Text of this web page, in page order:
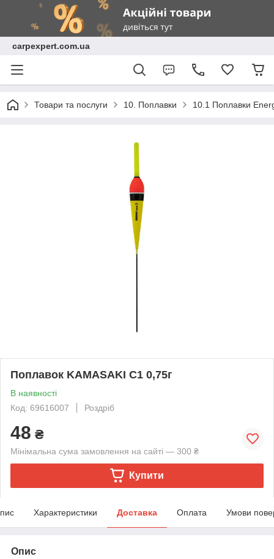
carpexpert.com.ua
Товари та послуги 10. Поплавки 10.1 Поплавки
Поплавок KAMASAKI C1 0,75г
В наявності
Код: 69616007
Роздріб
48 ₴
Мінімальна сума замовлення на сайті — 300 ₴
Купити
Характеристики Доставка Оплата Умови
Опис